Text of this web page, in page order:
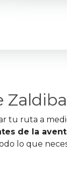
ruta a
de la
lo que